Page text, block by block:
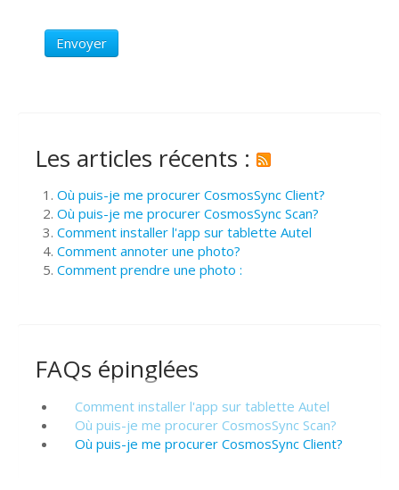
Envoyer
Les articles récents :
Où puis-je me procurer CosmosSync Client?
Où puis-je me procurer CosmosSync Scan?
Comment installer l'app sur tablette Autel
Comment annoter une photo?
Comment prendre une photo :
FAQs épinglées
Comment installer l'app sur tablette Autel
Où puis-je me procurer CosmosSync Scan?
Où puis-je me procurer CosmosSync Client?